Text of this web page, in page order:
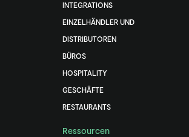
INTEGRATIONS
EINZELHÄNDLER UND
DISTRIBUTOREN
BÜROS
HOSPITALITY
GESCHÄFTE
RESTAURANTS
Ressourcen